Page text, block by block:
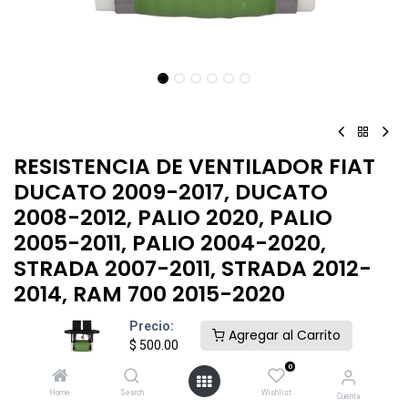
Precio:
$ 500.00
Agregar al Carrito
Home Search
0
Wishlist Cuenta
RESISTENCIA DE VENTILADOR FIAT
DUCATO 2009-2017, DUCATO
2008-2012, PALIO 2020, PALIO
2005-2011, PALIO 2004-2020,
STRADA 2007-2011, STRADA 2012-
2014, RAM 700 2015-2020
500.00